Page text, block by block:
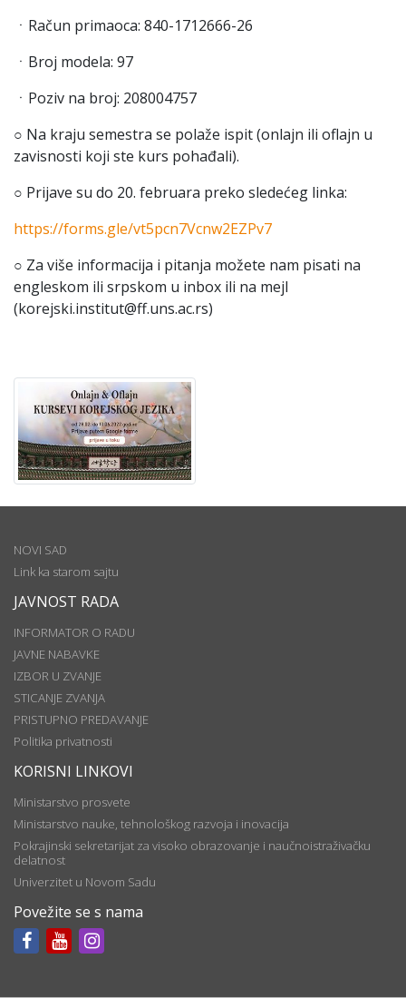
ㆍRačun primaoca: 840-1712666-26
ㆍBroj modela: 97
ㆍPoziv na broj: 208004757
○ Na kraju semestra se polaže ispit (onlajn ili oflajn u
zavisnosti koji ste kurs pohađali).
○ Prijave su do 20. februara preko sledećeg linka:
https://forms.gle/vt5pcn7Vcnw2EZPv7
○ Za više informacija i pitanja možete nam pisati na
engleskom ili srpskom u inbox ili na mejl
(korejski.institut@ff.uns.ac.rs)
NOVI SAD
Link ka starom sajtu
JAVNOST RADA
INFORMATOR O RADU
JAVNE NABAVKE
IZBOR U ZVANJE
STICANJE ZVANJA
PRISTUPNO PREDAVANJE
Politika privatnosti
KORISNI LINKOVI
Ministarstvo prosvete
Ministarstvo nauke, tehnološkog razvoja i inovacija
Pokrajinski sekretarijat za visoko obrazovanje i naučnoistraživačku
delatnost
Univerzitet u Novom Sadu
Povežite se s nama